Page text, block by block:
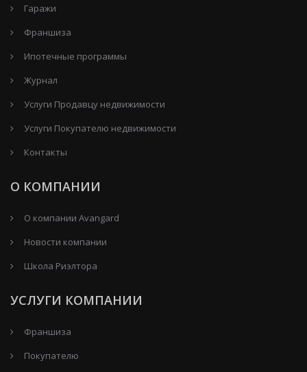
Гаражи
Франшиза
Ипотечные программы
Журнал
Услуги Продавцу недвижимости
Услуги Покупателю недвижимости
Контакты
О КОМПАНИИ
О компании Avangard
Новости компании
Школа Риэлтора
УСЛУГИ КОМПАНИИ
Франшиза
Покупателю